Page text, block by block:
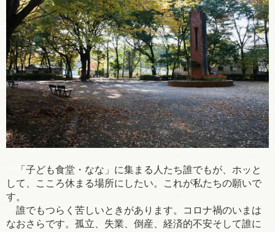
「子ども食堂・なな」に集まる人たち誰でもが、ホッと
して、こころ休まる場所にしたい。これが私たちの願いで
す。
誰でもつらく苦しいときがあります。コロナ禍のいまは
なおさらです。孤立、失業、倒産、経済的不安そして誰に